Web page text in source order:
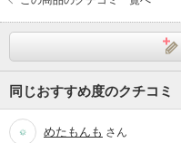
同じおすすめ度のクチコミ
めたもんも さん